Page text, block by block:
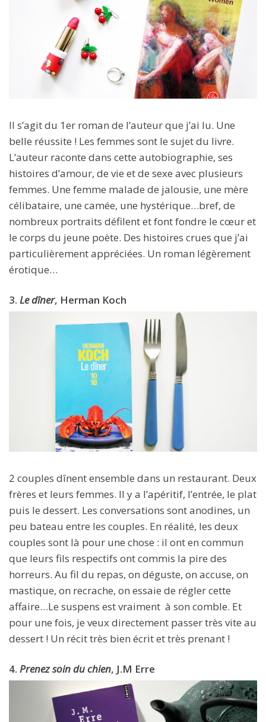
Il s’agit du 1er roman de l’auteur que j’ai lu. Une
belle réussite ! Les femmes sont le sujet du livre.
L’auteur raconte dans cette autobiographie, ses
histoires d’amour, de vie et de sexe avec plusieurs
femmes. Une femme malade de jalousie, une mère
célibataire, une camée, une hystérique…bref, de
nombreux portraits défilent et font fondre le cœur et
le corps du jeune poète. Des histoires crues que j’ai
particulièrement appréciées. Un roman légèrement
érotique…
3. Le dîner, Herman Koch
2 couples dînent ensemble dans un restaurant. Deux
frères et leurs femmes. Il y a l’apéritif, l’entrée, le plat
puis le dessert. Les conversations sont anodines, un
peu bateau entre les couples. En réalité, les deux
couples sont là pour une chose : il ont en commun
que leurs fils respectifs ont commis la pire des
horreurs. Au fil du repas, on déguste, on accuse, on
mastique, on recrache, on essaie de régler cette
affaire…Le suspens est vraiment à son comble. Et
pour une fois, je veux directement passer très vite au
dessert ! Un récit très bien écrit et très prenant !
4. Prenez soin du chien, J.M Erre